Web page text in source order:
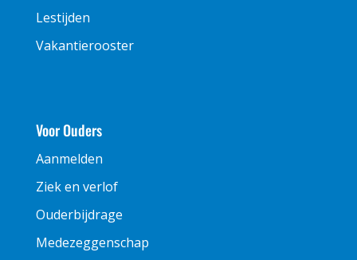
Lestijden
Vakantierooster
Voor Ouders
Aanmelden
Ziek en verlof
Ouderbijdrage
Medezeggenschap